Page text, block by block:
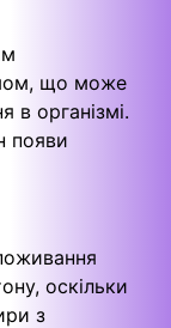
що може
в організмі.
появи
оскільки
з